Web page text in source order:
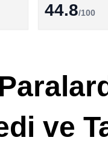
44.8/100
ve